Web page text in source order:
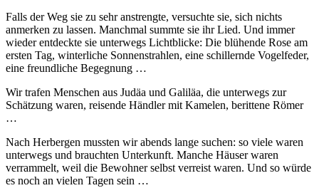
Falls der Weg sie zu sehr anstrengte, versuchte sie, sich nichts
anmerken zu lassen. Manchmal summte sie ihr Lied. Und immer
wieder entdeckte sie unterwegs Lichtblicke: Die blühende Rose am
ersten Tag, winterliche Sonnenstrahlen, eine schillernde Vogelfeder,
eine freundliche Begegnung …
Wir trafen Menschen aus Judäa und Galiläa, die unterwegs zur
Schätzung waren, reisende Händler mit Kamelen, berittene Römer
…
Nach Herbergen mussten wir abends lange suchen: so viele waren
unterwegs und brauchten Unterkunft. Manche Häuser waren
verrammelt, weil die Bewohner selbst verreist waren. Und so würde
es noch an vielen Tagen sein …